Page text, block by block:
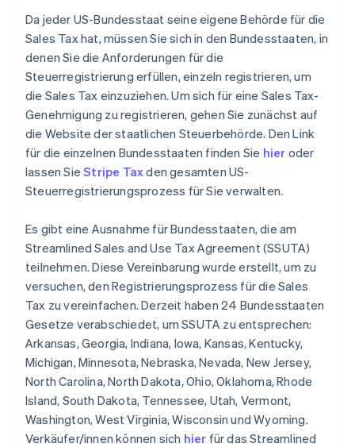
Da jeder US-Bundesstaat seine eigene Behörde für die
Sales Tax hat, müssen Sie sich in den Bundesstaaten, in
denen Sie die Anforderungen für die
Steuerregistrierung erfüllen, einzeln registrieren, um
die Sales Tax einzuziehen. Um sich für eine Sales Tax-
Genehmigung zu registrieren, gehen Sie zunächst auf
die Website der staatlichen Steuerbehörde. Den Link
für die einzelnen Bundesstaaten finden Sie hier oder
lassen SieStripe Taxden gesamten US-
Steuerregistrierungsprozess für Sie verwalten.
Es gibt eine Ausnahme für Bundesstaaten, die am
Streamlined Sales and Use Tax Agreement (SSUTA)
teilnehmen. Diese Vereinbarung wurde erstellt, um zu
versuchen, den Registrierungsprozess für die Sales
Tax zu vereinfachen. Derzeit haben 24 Bundesstaaten
Gesetze verabschiedet, um SSUTA zu entsprechen:
Arkansas, Georgia, Indiana, Iowa, Kansas, Kentucky,
Michigan, Minnesota, Nebraska, Nevada, New Jersey,
North Carolina, North Dakota, Ohio, Oklahoma, Rhode
Island, South Dakota, Tennessee, Utah, Vermont,
Washington, West Virginia, Wisconsin und Wyoming.
Verkäufer/innen können sich hier für das Streamlined